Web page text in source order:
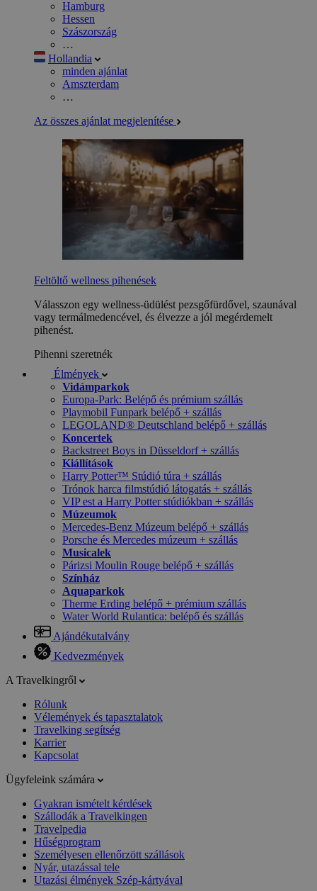
Hamburg
Hessen
Szászország
…
Hollandia
minden ajánlat
Amszterdam
…
Az összes ajánlat megjelenítése
Feltöltő wellness pihenések
Válasszon egy wellness-üdülést pezsgőfürdővel, szaunával
vagy termálmedencével, és élvezze a jól megérdemelt
pihenést.
Pihenni szeretnék
Élmények
Vidámparkok
Europa-Park: Belépő és prémium szállás
Playmobil Funpark belépő + szállás
LEGOLAND® Deutschland belépő + szállás
Koncertek
Backstreet Boys in Düsseldorf + szállás
Kiállítások
Harry Potter™ Stúdió túra + szállás
Trónok harca filmstúdió látogatás + szállás
VIP est a Harry Potter stúdiókban + szállás
Múzeumok
Mercedes-Benz Múzeum belépő + szállás
Porsche és Mercedes múzeum + szállás
Musicalek
Párizsi Moulin Rouge belépő + szállás
Színház
Aquaparkok
Therme Erding belépő + prémium szállás
Water World Rulantica: belépő és szállás
Ajándékutalvány
Kedvezmények
A Travelkingről
Rólunk
Vélemények és tapasztalatok
Travelking segítség
Karrier
Kapcsolat
Ügyfeleink számára
Gyakran ismételt kérdések
Szállodák a Travelkingen
Travelpedia
Hűségprogram
Személyesen ellenőrzött szállások
Nyár, utazással tele
Utazási élmények Szép-kártyával